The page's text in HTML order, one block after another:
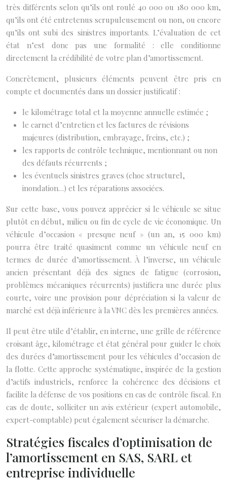
très différents selon qu’ils ont roulé 40 000 ou 180 000 km,
qu’ils ont été entretenus scrupuleusement ou non, ou encore
qu’ils ont subi des sinistres importants. L’évaluation de cet
état n’est donc pas une formalité : elle conditionne
directement la crédibilité de votre plan d’amortissement.
Concrètement, plusieurs éléments peuvent être pris en
compte et documentés dans un dossier justificatif :
le kilométrage total et la moyenne annuelle estimée ;
le carnet d’entretien et les factures de révisions
majeures (distribution, embrayage, freins, etc.) ;
les rapports de contrôle technique, mentionnant ou non
des défauts récurrents ;
les éventuels sinistres graves (choc structurel,
inondation…) et les réparations associées.
Sur cette base, vous pouvez apprécier si le véhicule se situe
plutôt en début, milieu ou fin de cycle de vie économique. Un
véhicule d’occasion « presque neuf » (un an, 15 000 km)
pourra être traité quasiment comme un véhicule neuf en
termes de durée d’amortissement. À l’inverse, un véhicule
ancien présentant déjà des signes de fatigue (corrosion,
problèmes mécaniques récurrents) justifiera une durée plus
courte, voire une provision pour dépréciation si la valeur de
marché est déjà inférieure à la VNC dès les premières années.
Il peut être utile d’établir, en interne, une grille de référence
croisant âge, kilométrage et état général pour guider le choix
des durées d’amortissement pour les véhicules d’occasion de
la flotte. Cette approche systématique, inspirée de la gestion
d’actifs industriels, renforce la cohérence des décisions et
facilite la défense de vos positions en cas de contrôle fiscal. En
cas de doute, solliciter un avis extérieur (expert automobile,
expert-comptable) peut également sécuriser la démarche.
Stratégies fiscales d’optimisation de
l’amortissement en SAS, SARL et
entreprise individuelle